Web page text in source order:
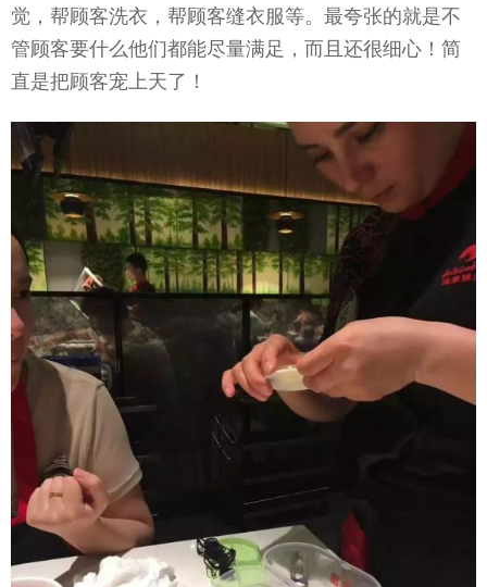
觉，帮顾客洗衣，帮顾客缝衣服等。最夸张的就是不
管顾客要什么他们都能尽量满足，而且还很细心！简
直是把顾客宠上天了！